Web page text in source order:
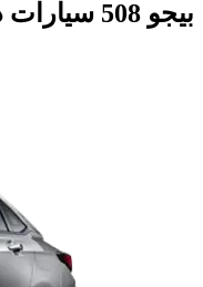
بيجو 508 سيارات ذات صلة